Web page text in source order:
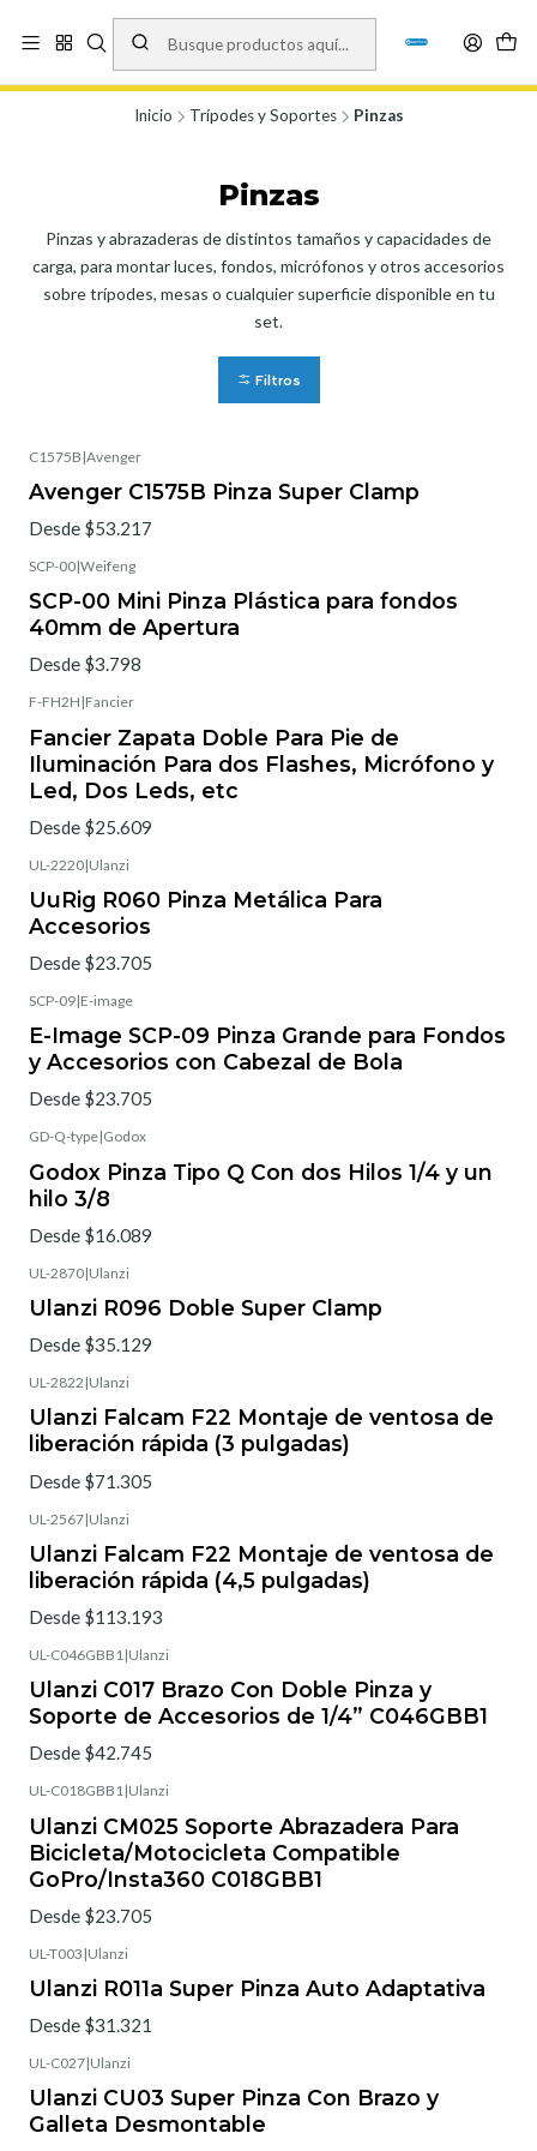
Vísita nuestro local en Los Agustinos 5478, Ñuñoa. Lunes a Viernes 9.30 a
19.00, Sábados 10:00 a 19:00 y Domingos de 10:00 a 17:00
Inicio Trípodes y Soportes Pinzas
Pinzas
Pinzas y abrazaderas de distintos tamaños y capacidades de
carga, para montar luces, fondos, micrófonos y otros accesorios
sobre trípodes, mesas o cualquier superficie disponible en tu
set.
Filtros
C1575B |Avenger
Avenger C1575B Pinza Super Clamp
Desde $53.217
SCP-00|Weifeng
SCP-00 Mini Pinza Plástica para fondos
40mm de Apertura
Desde $3.798
F-FH2H |Fancier
Fancier Zapata Doble Para Pie de
Iluminación Para dos Flashes, Micrófono y
Led, Dos Leds, etc
Desde $25.609
UL-2220|Ulanzi
UuRig R060 Pinza Metálica Para
Accesorios
Desde $23.705
SCP-09|E-image
E-Image SCP-09 Pinza Grande para Fondos
y Accesorios con Cabezal de Bola
Desde $23.705
GD-Q-type|Godox
Godox Pinza Tipo Q Con dos Hilos 1/4 y un
hilo 3/8
Desde $16.089
UL-2870|Ulanzi
Ulanzi R096 Doble Super Clamp
Desde $35.129
UL-2822 |Ulanzi
Ulanzi Falcam F22 Montaje de ventosa de
liberación rápida (3 pulgadas)
Desde $71.305
UL-2567|Ulanzi
Ulanzi Falcam F22 Montaje de ventosa de
liberación rápida (4,5 pulgadas)
Desde $113.193
UL-C046GBB1 |Ulanzi
Ulanzi C017 Brazo Con Doble Pinza y
Soporte de Accesorios de 1/4” C046GBB1
Desde $42.745
UL-C018GBB1|Ulanzi
Ulanzi CM025 Soporte Abrazadera Para
Bicicleta/Motocicleta Compatible
GoPro/Insta360 C018GBB1
Desde $23.705
UL-T003 |Ulanzi
Ulanzi R011a Super Pinza Auto Adaptativa
Desde $31.321
UL-C027|Ulanzi
Ulanzi CU03 Super Pinza Con Brazo y
Galleta Desmontable